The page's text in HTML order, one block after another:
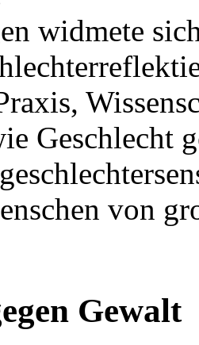
widmete
Geschlecht
von
Gewalt